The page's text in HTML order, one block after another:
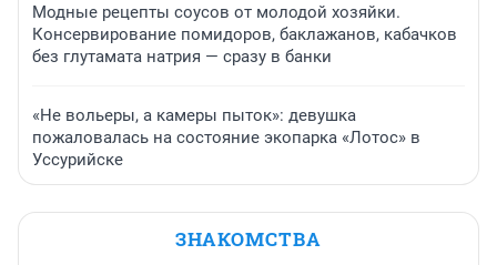
Модные рецепты соусов от молодой хозяйки.
Консервирование помидоров, баклажанов, кабачков
без глутамата натрия — сразу в банки
«Не вольеры, а камеры пыток»: девушка
пожаловалась на состояние экопарка «Лотос» в
Уссурийске
ЗНАКОМСТВА